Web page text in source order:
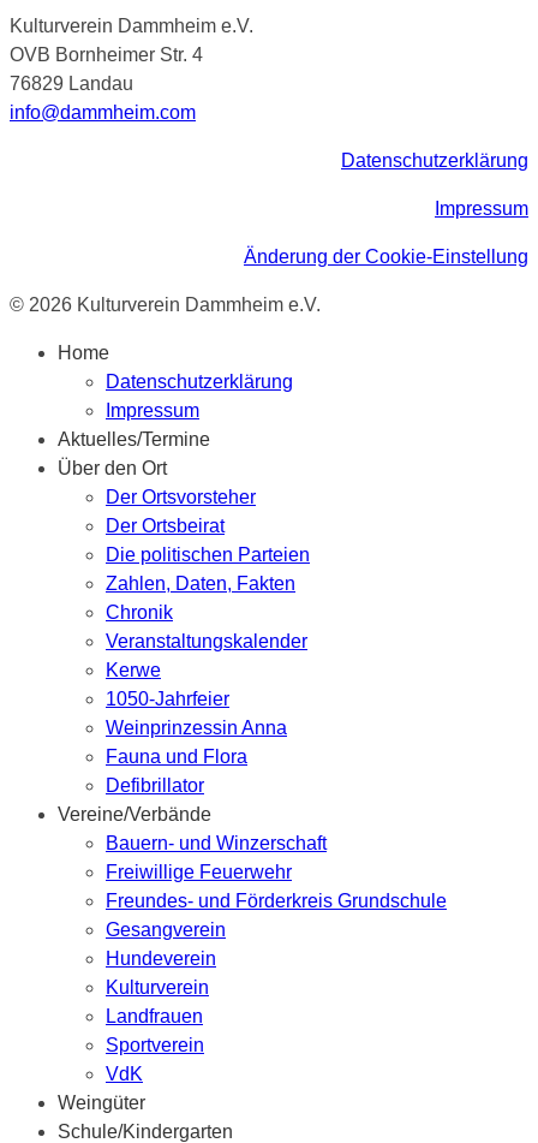
Kulturverein Dammheim e.V.
OVB Bornheimer Str. 4
76829 Landau
info@dammheim.com
Datenschutzerklärung
Impressum
Änderung der Cookie-Einstellung
© 2026 Kulturverein Dammheim e.V.
Home
Datenschutzerklärung
Impressum
Aktuelles/Termine
Über den Ort
Der Ortsvorsteher
Der Ortsbeirat
Die politischen Parteien
Zahlen, Daten, Fakten
Chronik
Veranstaltungskalender
Kerwe
1050-Jahrfeier
Weinprinzessin Anna
Fauna und Flora
Defibrillator
Vereine/Verbände
Bauern- und Winzerschaft
Freiwillige Feuerwehr
Freundes- und Förderkreis Grundschule
Gesangverein
Hundeverein
Kulturverein
Landfrauen
Sportverein
VdK
Weingüter
Schule/Kindergarten